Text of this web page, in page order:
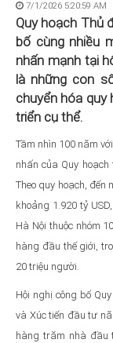
7/1/2026 5:20:59 AM
Quy hoạch Thủ
bố cùng nhiều
nhấn mạnh tại
là những con
chuyển hóa quy
triển cụ thể.
Tầm nhìn 100 năm
nhấn của Quy
Theo quy hoạch, đến
khoảng 1.920 tỷ
Hà Nội thuộc nhóm
hàng đầu thế giới,
20 triệu người.
Hội nghị công bố
và Xúc tiến đầu tư
hàng trăm nhà đầu